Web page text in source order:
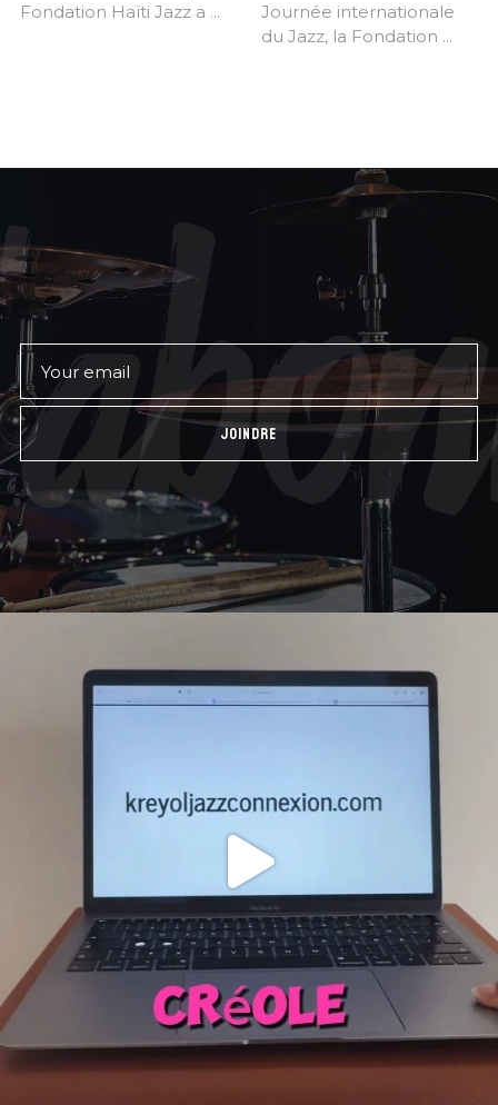
Fondation Haïti Jazz a ...
Journée internationale
du Jazz, la Fondation ...
JOINDRE